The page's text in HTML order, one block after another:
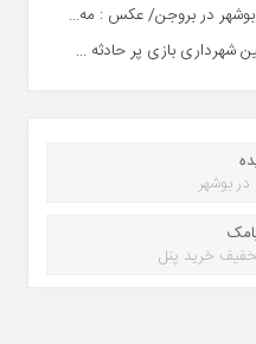
بوشهر در بروجن/ عکس : مه...
شهرداری بازی پر حادثه ...
بوشهر